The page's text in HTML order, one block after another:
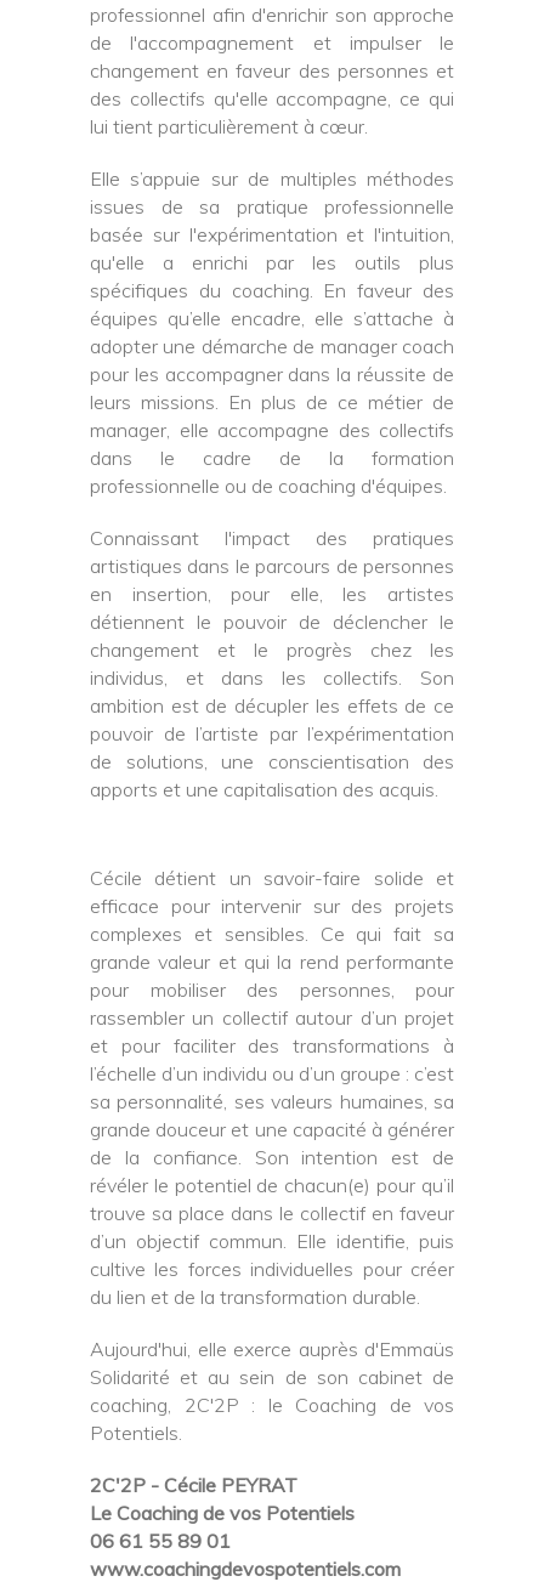
professionnel afin d'enrichir son approche
de l'accompagnement et impulser le
changement en faveur des personnes et
des collectifs qu'elle accompagne, ce qui
lui tient particulièrement à cœur.
Elle s’appuie sur de multiples méthodes
issues de sa pratique professionnelle
basée sur l'expérimentation et l'intuition,
qu'elle a enrichi par les outils plus
spécifiques du coaching. En faveur des
équipes qu’elle encadre, elle s’attache à
adopter une démarche de manager coach
pour les accompagner dans la réussite de
leurs missions. En plus de ce métier de
manager, elle accompagne des collectifs
dans le cadre de la formation
professionnelle ou de coaching d'équipes.
Connaissant l'impact des pratiques
artistiques dans le parcours de personnes
en insertion, pour elle, les artistes
détiennent le pouvoir de déclencher le
changement et le progrès chez les
individus, et dans les collectifs. Son
ambition est de décupler les effets de ce
pouvoir de l’artiste par l’expérimentation
de solutions, une conscientisation des
apports et une capitalisation des acquis.
Cécile détient un savoir-faire solide et
efficace pour intervenir sur des projets
complexes et sensibles. Ce qui fait sa
grande valeur et qui la rend performante
pour mobiliser des personnes, pour
rassembler un collectif autour d’un projet
et pour faciliter des transformations à
l’échelle d’un individu ou d’un groupe : c’est
sa personnalité, ses valeurs humaines, sa
grande douceur et une capacité à générer
de la confiance. Son intention est de
révéler le potentiel de chacun(e) pour qu’il
trouve sa place dans le collectif en faveur
d’un objectif commun. Elle identifie, puis
cultive les forces individuelles pour créer
du lien et de la transformation durable.
Aujourd'hui, elle exerce auprès d'Emmaüs
Solidarité et au sein de son cabinet de
coaching, 2C'2P : le Coaching de vos
Potentiels.
2C'2P - Cécile PEYRAT
Le Coaching de vos Potentiels
06 61 55 89 01
www.coachingdevospotentiels.com